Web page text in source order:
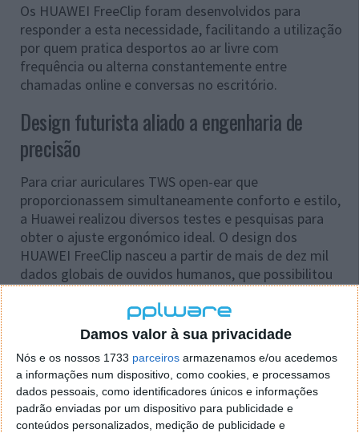
Damos valor à sua privacidade
Nós e os nossos 1733 parceiros armazenamos e/ou acedemos
a informações num dispositivo, como cookies, e processamos
dados pessoais, como identificadores únicos e informações
padrão enviadas por um dispositivo para publicidade e
conteúdos personalizados, medição de publicidade e
Os HUAWEI FreeClip foram desenvolvidos para
responder a esta necessidade, facilitando a utilização
por quem pratica desportos ao ar livre com
frequência ou alterna constantemente entre
chamadas online e conversas no escritório.
Design futurista aliado a engenharia de
precisão
Para criar auriculares TWS open-ear que
proporcionassem simultaneamente conforto e estilo,
a Huawei realizou diversos testes e pesquisas para
obter o ajuste ergonómico ideal. O design dos
HUAWEI FreeClip nasceu a partir de mais de dez mil
dados globais de ouvidos humanos, que possibilitou
desenvolver as três características principais: o
Comfort Bean, a Acoustic Ball e o C-Bridge Design.